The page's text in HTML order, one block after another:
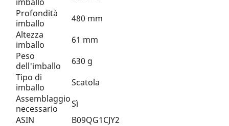
Profondità
imballo
480 mm
Altezza
imballo
61 mm
Peso
dell'imballo
630 g
Tipo di
imballo
Scatola
Assemblaggio
necessario
Sì
ASIN
B09QG1CJY2